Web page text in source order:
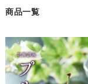
商品一覧